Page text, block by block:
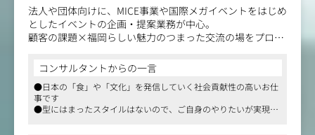
法人や団体向けに、MICE事業や国際メガイベントをはじめ
としたイベントの企画・提案業務が中心。
顧客の課題×福岡らしい魅力のつまった交流の場をプロデ
＜具体的には＞
企業様や団体に向け、MICE事業をはじめとする、ニーズに
合わせたイベントの提案やプロデュースを行っていただき
ます。
コンサルタントからの一言
●日本の「食」や「文化」を発信していく社会貢献性の高いお仕
事です
●型にはまったスタイルはないので、ご自身のやりたいが実現し